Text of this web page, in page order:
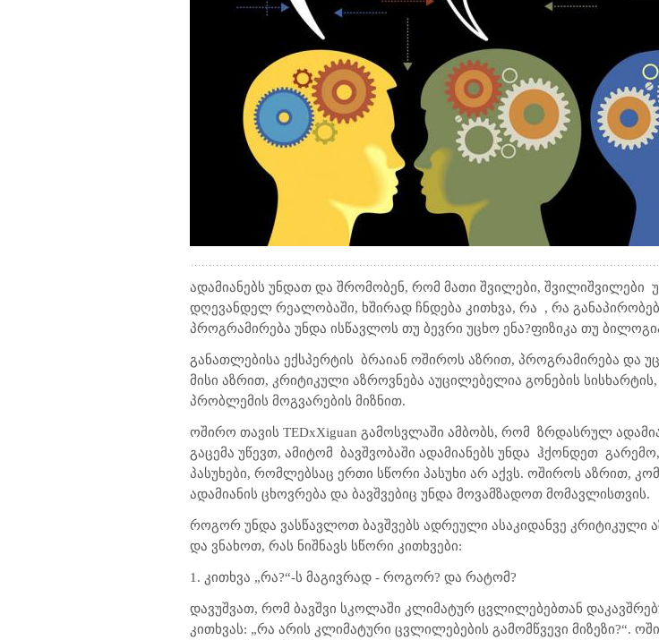
ადამიანებს უნდათ და შრომობენ, რომ მათი შვილები, შვილიშვილები
დღევანდელ რეალობაში, ხშირად ჩნდება კითხვა, რა
, რა
პროგრამირება უნდა ისწავლოს თუ ბევრი უცხო ენა?ფიზიკა თუ
განათლებისა ექსპერტის ბრაიან ოშიროს აზრით, პროგრამირება და
მისი აზრით, კრიტიკული აზროვნება აუცილებელია გონების
პრობლემის მოგვარების მიზნით.
ოშირო თავის TEDxXiguan გამოსვლაში ამბობს, რომ ზრდასრულ
გაცემა უწევთ, ამიტომ ბავშვობაში ადამიანებს უნდა ჰქონდეთ
პასუხები, რომლებსაც ერთი სწორი პასუხი არ აქვს. ოშიროს აზრით,
ადამიანის ცხოვრება და ბავშვებიც უნდა მოვამზადოთ მომავლისთვის.
როგორ უნდა ვასწავლოთ ბავშვებს ადრეული ასაკიდანვე კრიტიკული
და ვნახოთ, რას ნიშნავს სწორი კითხვები:
1. კითხვა „რა?“-ს მაგივრად - როგორ? და რატომ?
დავუშვათ, რომ ბავშვი სკოლაში კლიმატურ ცვლილებებთან
კითხვას: „რა არის კლიმატური ცვლილებების გამომწვევი მიზეზი?“.